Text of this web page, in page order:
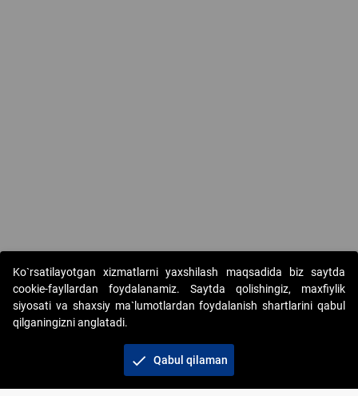
Copyright © 2017-2026. "Elektron onlayn-auksionlarni
tashkil etish" AJ. Barcha huquqlar himoyalangan
Ko`rsatilayotgan xizmatlarni yaxshilash maqsadida biz saytda
cookie-fayllardan foydalanamiz. Saytda qolishingiz, maxfiylik
siyosati va shaxsiy ma`lumotlardan foydalanish shartlarini qabul
qilganingizni anglatadi.
check Qabul qilaman